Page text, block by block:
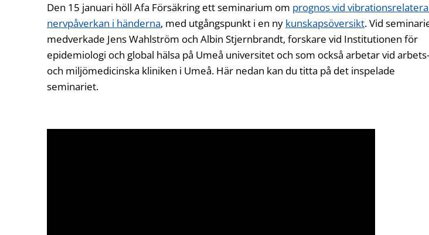
Den 15 januari höll Afa Försäkring ett seminarium om prognos vid
nervpåverkan i händernaÖppnas i ny flik
, med utgångspunkt i en ny kunskapsöversiktÖppnas i ny
. Vid
medverkade Jens Wahlström och Albin Stjernbrandt, forskare vid Institutionen för
epidemiologi och global hälsa på Umeå universitet och som också arbetar vid arbets-
och miljömedicinska kliniken i Umeå. Här nedan kan du titta på det inspelade
seminariet.